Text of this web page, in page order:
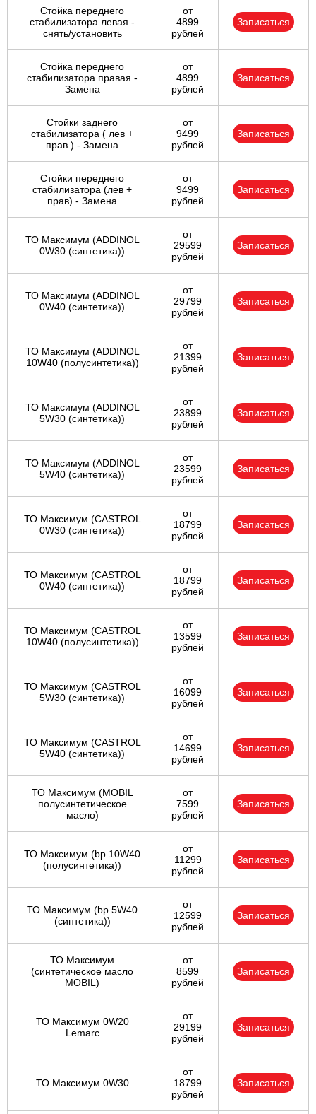
Стойка переднего
стабилизатора левая -
снять/установить
от
4899
рублей
Записаться
Стойка переднего
стабилизатора правая -
Замена
от
4899
рублей
Записаться
Стойки заднего
стабилизатора ( лев +
прав ) - Замена
от
9499
рублей
Записаться
Стойки переднего
стабилизатора (лев +
прав) - Замена
от
9499
рублей
Записаться
ТО Максимум (ADDINOL
0W30 (синтетика))
от
29599
рублей
Записаться
ТО Максимум (ADDINOL
0W40 (синтетика))
от
29799
рублей
Записаться
ТО Максимум (ADDINOL
10W40 (полусинтетика))
от
21399
рублей
Записаться
ТО Максимум (ADDINOL
5W30 (синтетика))
от
23899
рублей
Записаться
ТО Максимум (ADDINOL
5W40 (синтетика))
от
23599
рублей
Записаться
ТО Максимум (CASTROL
0W30 (синтетика))
от
18799
рублей
Записаться
ТО Максимум (CASTROL
0W40 (синтетика))
от
18799
рублей
Записаться
ТО Максимум (CASTROL
10W40 (полусинтетика))
от
13599
рублей
Записаться
ТО Максимум (CASTROL
5W30 (синтетика))
от
16099
рублей
Записаться
ТО Максимум (CASTROL
5W40 (синтетика))
от
14699
рублей
Записаться
ТО Максимум (MOBIL
полуcинтетическое
масло)
от
7599
рублей
Записаться
ТО Максимум (bp 10W40
(полусинтетика))
от
11299
рублей
Записаться
ТО Максимум (bp 5W40
(синтетика))
от
12599
рублей
Записаться
ТО Максимум
(cинтетическое масло
MOBIL)
от
8599
рублей
Записаться
ТО Максимум 0W20
Lemarc
от
29199
рублей
Записаться
ТО Максимум 0W30
от
18799
рублей
Записаться